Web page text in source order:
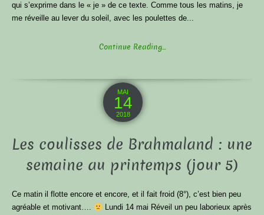
qui s’exprime dans le « je » de ce texte. Comme tous les matins, je
me réveille au lever du soleil, avec les poulettes de...
Continue Reading...
MAI
14
2018
Les coulisses de Brahmaland : une
semaine au printemps (jour 5)
Ce matin il flotte encore et encore, et il fait froid (8°), c’est bien peu
agréable et motivant….
Lundi 14 mai Réveil un peu laborieux après